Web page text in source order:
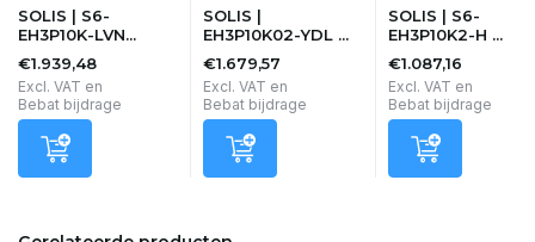
SOLIS | S6-
EH3P10K-LVN...
€1.939,48
Excl. VAT en
Bebat bijdrage
SOLIS |
EH3P10K02-YDL ...
€1.679,57
Excl. VAT en
Bebat bijdrage
SOLIS | S6-
EH3P10K2-H ...
€1.087,16
Excl. VAT en
Bebat bijdrage